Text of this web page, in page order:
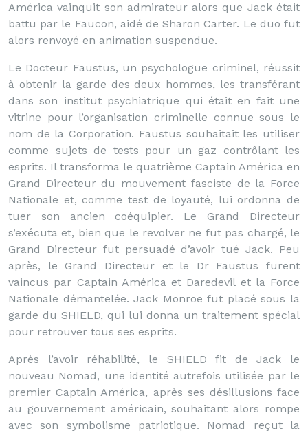
América vainquit son admirateur alors que Jack était
battu par le Faucon, aidé de Sharon Carter. Le duo fut
alors renvoyé en animation suspendue.
Le Docteur Faustus, un psychologue criminel, réussit
à obtenir la garde des deux hommes, les transférant
dans son institut psychiatrique qui était en fait une
vitrine pour l’organisation criminelle connue sous le
nom de la Corporation. Faustus souhaitait les utiliser
comme sujets de tests pour un gaz contrôlant les
esprits. Il transforma le quatrième Captain América en
Grand Directeur du mouvement fasciste de la Force
Nationale et, comme test de loyauté, lui ordonna de
tuer son ancien coéquipier. Le Grand Directeur
s’exécuta et, bien que le revolver ne fut pas chargé, le
Grand Directeur fut persuadé d’avoir tué Jack. Peu
après, le Grand Directeur et le Dr Faustus furent
vaincus par Captain América et Daredevil et la Force
Nationale démantelée. Jack Monroe fut placé sous la
garde du SHIELD, qui lui donna un traitement spécial
pour retrouver tous ses esprits.
Après l’avoir réhabilité, le SHIELD fit de Jack le
nouveau Nomad, une identité autrefois utilisée par le
premier Captain América, après ses désillusions face
au gouvernement américain, souhaitant alors rompe
avec son symbolisme patriotique. Nomad reçut la